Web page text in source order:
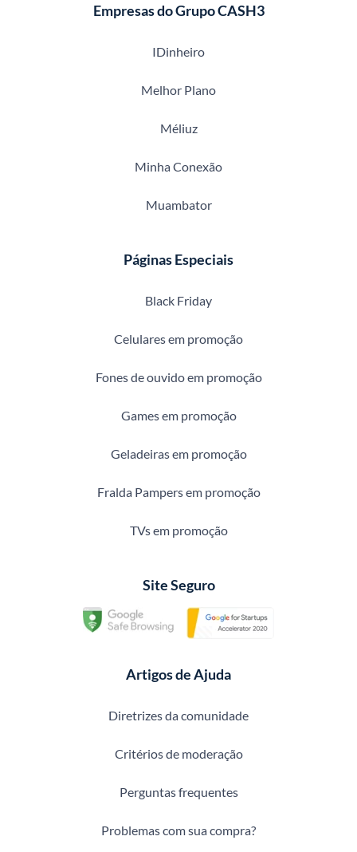
Empresas do Grupo CASH3
IDinheiro
Melhor Plano
Méliuz
Minha Conexão
Muambator
Páginas Especiais
Black Friday
Celulares em promoção
Fones de ouvido em promoção
Games em promoção
Geladeiras em promoção
Fralda Pampers em promoção
TVs em promoção
Site Seguro
Artigos de Ajuda
Diretrizes da comunidade
Critérios de moderação
Perguntas frequentes
Problemas com sua compra?